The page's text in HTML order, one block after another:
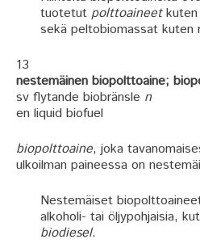
tuotetut polttoaineetkuten
sekä peltobiomassat kuten
13
nestemäinen biopolttoaine;
sv flytande biobränsle n
en liquid biofuel
biopolttoaine, joka
ulkoilman paineessa on
Nestemäiset
alkoholi- tai öljypohjaisia,
biodiesel.